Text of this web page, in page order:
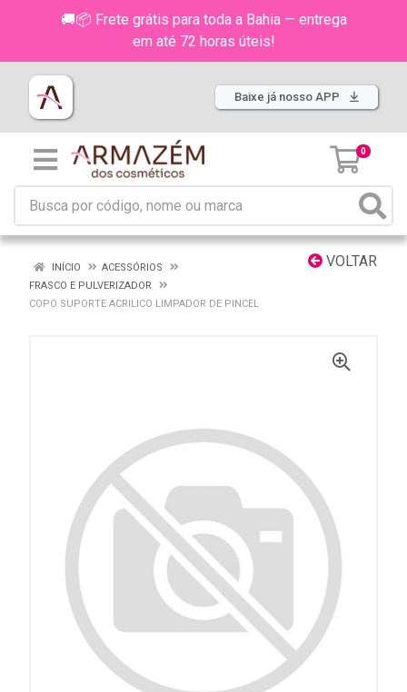
🚚📦 Frete grátis para toda a Bahia — entrega
em até 72 horas úteis!
Baixe já nosso APP
0
VOLTAR
INÍCIO
ACESSÓRIOS
FRASCO E PULVERIZADOR
COPO SUPORTE ACRILICO LIMPADOR DE PINCEL